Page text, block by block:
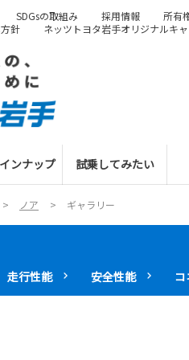
ンナップ 試乗してみたい
SDGsの取組み 採用情報 所有
針
ネッツトヨタ岩手オリジナルキ
ノア ギャラリー
走行性能 安全性能 コ